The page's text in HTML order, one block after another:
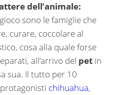
dell’animale:
sono le famiglie che
curare, coccolare al
cosa alla quale forse
all’arrivo del pet in
sua. Il tutto per 10
chihuahua,